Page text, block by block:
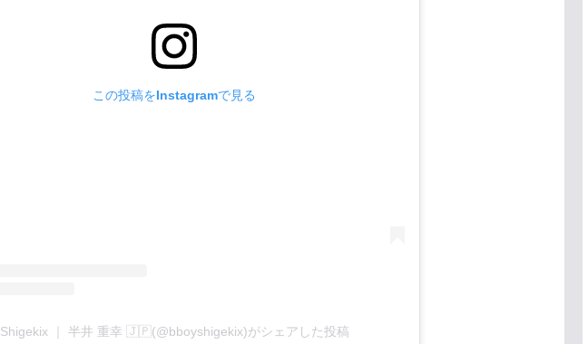
この投稿をInstagramで見る
Shigekix ｜ 半井 重幸 🇯🇵(@bboyshigekix)がシェアした投稿